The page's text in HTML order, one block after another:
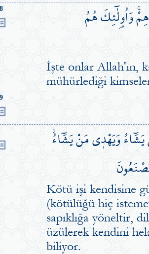
وَاُو۬لٰٓئِكَ هُمُ
İşte onlar Allah'ın,
mühürlediği
وَيَهْد۪ي مَنْ يَشَٓاءُۘ
Kötü işi kendisine
(kötülüğü hiç
sapıklığa yöneltir,
üzülerek kendini
biliyor.